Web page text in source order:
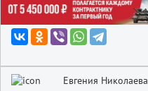
Евгения Николаева